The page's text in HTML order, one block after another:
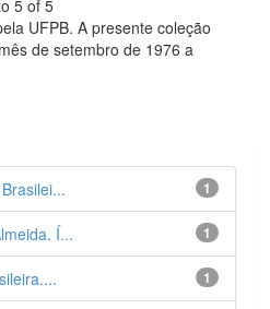
5 of 5
UFPB. A presente coleção
de setembro de 1976 a
1
1
Í...
1